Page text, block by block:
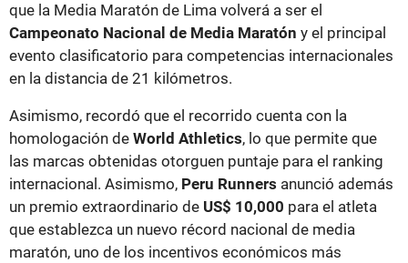
que la Media Maratón de Lima volverá a ser el
Campeonato Nacional de Media Maratón y el principal
evento clasificatorio para competencias internacionales
en la distancia de 21 kilómetros.
Asimismo, recordó que el recorrido cuenta con la
homologación de World Athletics, lo que permite que
las marcas obtenidas otorguen puntaje para el ranking
internacional. Asimismo, Peru Runners anunció además
un premio extraordinario de US$ 10,000 para el atleta
que establezca un nuevo récord nacional de media
maratón, uno de los incentivos económicos más